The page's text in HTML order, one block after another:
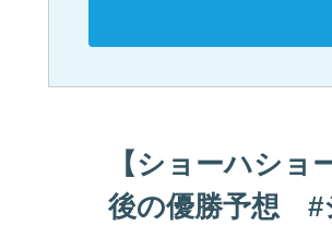
【ショーハシ
後の優勝予想 #